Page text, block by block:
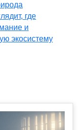
где
и
экосистему